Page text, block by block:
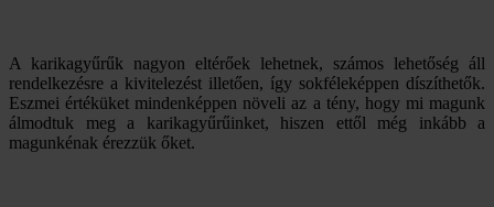
A karikagyűrűk nagyon eltérőek lehetnek, számos lehetőség áll
rendelkezésre a kivitelezést illetően, így sokféleképpen díszíthetők.
Eszmei értéküket mindenképpen növeli az a tény, hogy mi magunk
álmodtuk meg a karikagyűrűinket, hiszen ettől még inkább a
magunkénak érezzük őket.